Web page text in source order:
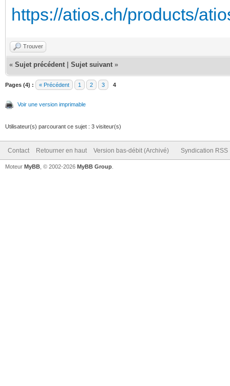
https://atios.ch/products/
Trouver
« Sujet précédent Sujet suivant »
Pages (4) : « Précédent 1 2 3 4
Voir une version imprimable
Utilisateur(s) parcourant ce sujet : 3 visiteur(s)
Contact Retourner en haut Version bas-débit (Archivé) Syndication RSS
Moteur MyBB , © 2002-2026 MyBB Group